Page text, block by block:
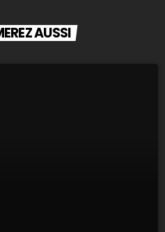
AUSSI